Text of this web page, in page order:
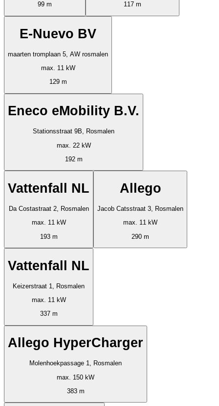
99 m
117 m
E-Nuevo BV
maarten tromplaan 5, AW rosmalen
max. 11 kW
129 m
Eneco eMobility B.V.
Stationsstraat 9B, Rosmalen
max. 22 kW
192 m
Vattenfall NL
Da Costastraat 2, Rosmalen
max. 11 kW
193 m
Allego
Jacob Catsstraat 3, Rosmalen
max. 11 kW
290 m
Vattenfall NL
Keizerstraat 1, Rosmalen
max. 11 kW
337 m
Allego HyperCharger
Molenhoekpassage 1, Rosmalen
max. 150 kW
383 m